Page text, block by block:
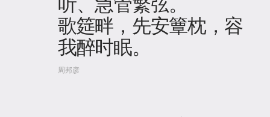
歌筵畔，先安簟枕，容
我醉时眠。
周邦彦